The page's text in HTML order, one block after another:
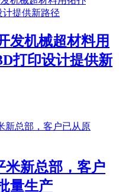
发机械超材料用
打印设计提供新
米新总部，客户
量生产